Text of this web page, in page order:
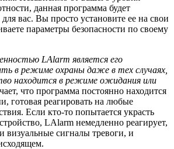
данная программа будет
вас. Вы просто установите ее на свои
параметры безопасности по своему
LAlarm является его
в режиме охраны даже в тех случаях,
находится в режиме ожидания или
что программа постоянно находится
готовая реагировать на любые
Если кто-то попытается украсть
LAlarm немедленно реагирует,
визуальные сигналы тревоги, и